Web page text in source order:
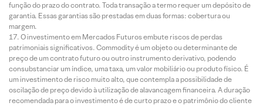
função do prazo do contrato. Toda transação a termo requer um depósito de
garantia. Essas garantias são prestadas em duas formas: cobertura ou
margem.
O investimento em Mercados Futuros embute riscos de perdas
patrimoniais significativos. Commodity é um objeto ou determinante de
preço de um contrato futuro ou outro instrumento derivativo, podendo
consubstanciar um índice, uma taxa, um valor mobiliário ou produto físico. É
um investimento de risco muito alto, que contempla a possibilidade de
oscilação de preço devido à utilização de alavancagem financeira. A duração
recomendada para o investimento é de curto prazo e o patrimônio do cliente